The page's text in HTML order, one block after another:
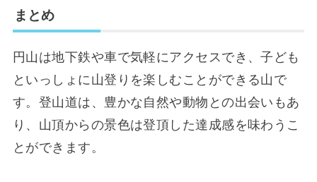
まとめ
円山は地下鉄や車で気軽にアクセスでき、子ども
といっしょに山登りを楽しむことができる山で
す。登山道は、豊かな自然や動物との出会いもあ
り、山頂からの景色は登頂した達成感を味わうこ
とができます。